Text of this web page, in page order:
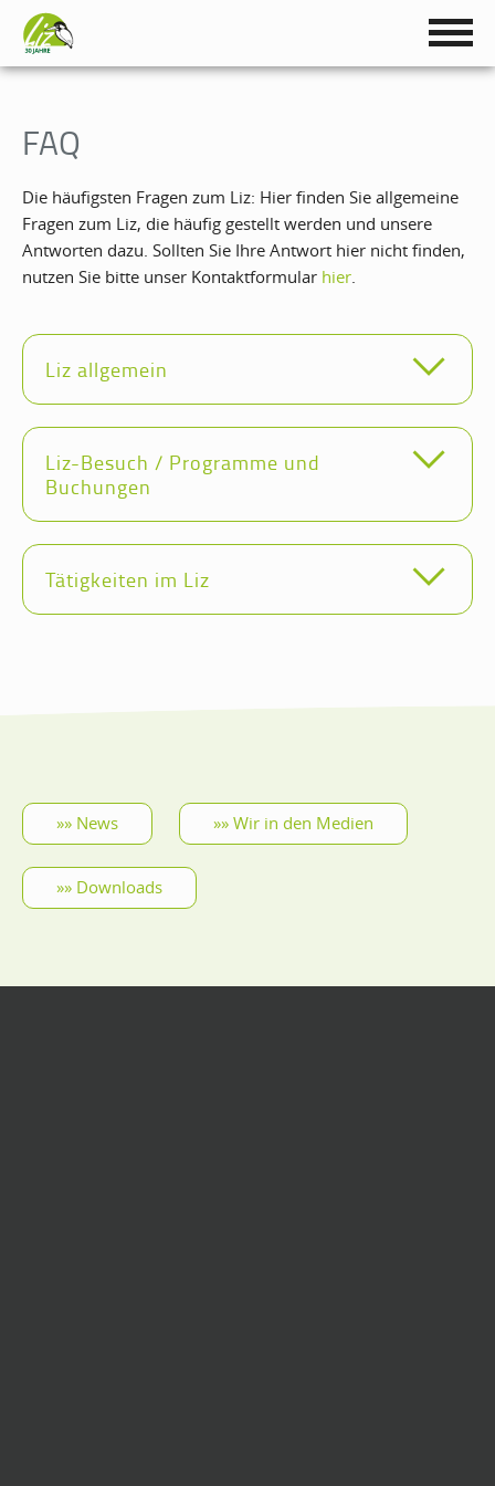
FAQ
Die häufigsten Fragen zum Liz: Hier finden Sie allgemeine
Fragen zum Liz, die häufig gestellt werden und unsere
Antworten dazu. Sollten Sie Ihre Antwort hier nicht finden,
nutzen Sie bitte unser Kontaktformular hier.
Liz allgemein
Liz-Besuch / Programme und
Buchungen
Tätigkeiten im Liz
News Wir in den Medien
Downloads